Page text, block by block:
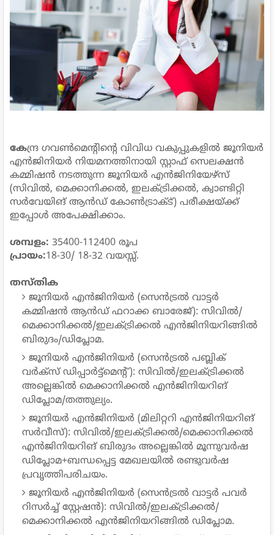
കേന്ദ്ര ഗവൺമെന്റിന്റെ വിവിധ വകുപ്പുകളിൽ ജൂനിയർ
എൻജിനിയർ നിയമനത്തിനായി സ്റ്റാഫ് സെലക്ഷൻ
കമ്മിഷൻ നടത്തുന്ന ജൂനിയർ എൻജിനിയേഴ്സ്
(സിവിൽ, മെക്കാനിക്കൽ, ഇലക്ട്രിക്കൽ, ക്വാണ്ടിറ്റി
സർവേയിങ് ആൻഡ് കോൺട്രാക്ട്) പരീക്ഷയ്ക്ക്
ഇപ്പോൾ അപേക്ഷിക്കാം.
ശമ്പളം: 35400-112400 രൂപ
പ്രായം:18-30/ 18-32 വയസ്സ്.
തസ്തിക
ജൂനിയർ എൻജിനിയർ (സെൻട്രൽ വാട്ടർ
കമ്മിഷൻ ആൻഡ് ഫറാക്ക ബാരേജ്): സിവിൽ/
മെക്കാനിക്കൽ/ഇലക്ട്രിക്കൽ എൻജിനിയറിങ്ങിൽ
ബിരുദം/ഡിപ്ലോമ.
ജൂനിയർ എൻജിനിയർ (സെൻട്രൽ പബ്ലിക്
വർക്സ് ഡിപ്പാർട്ട്മെന്റ്): സിവിൽ/ഇലക്ട്രിക്കൽ
അല്ലെങ്കിൽ മെക്കാനിക്കൽ എൻജിനിയറിങ്
ഡിപ്ലോമ/തത്തുല്യം.
ജൂനിയർ എൻജിനിയർ (മിലിറ്ററി എൻജിനിയറിങ്
സർവീസ്): സിവിൽ/ഇലക്ട്രിക്കൽ/മെക്കാനിക്കൽ
എൻജിനിയറിങ് ബിരുദം അല്ലെങ്കിൽ മൂന്നുവർഷ
ഡിപ്ലോമ+ബന്ധപ്പെട്ട മേഖലയിൽ രണ്ടുവർഷ
പ്രവൃത്തിപരിചയം.
ജൂനിയർ എൻജിനിയർ (സെൻട്രൽ വാട്ടർ പവർ
റിസർച്ച് സ്റ്റേഷൻ): സിവിൽ/ഇലക്ട്രിക്കൽ/
മെക്കാനിക്കൽ എൻജിനിയറിങ്ങിൽ ഡിപ്ലോമ.